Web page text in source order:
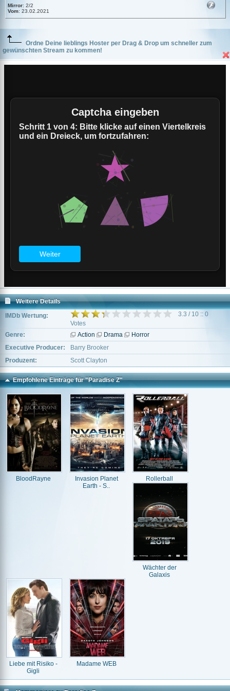
Mirror: 2/2
Vom: 23.02.2021
Ordne Deine lieblings Hoster per Drag & Drop um schneller zum
gewünschten Stream zu kommen!
Weitere Details
IMDb Wertung:
3.3 / 10 :: 0
Votes
Genre:
Action Drama
Horror
Executive Producer:
Barry Brooker
Produzent:
Scott Clayton
Empfohlene Einträge für "Paradise Z"
BloodRayne
Invasion Planet
Earth - S..
Rollerball
Wächter der
Galaxis
Liebe mit Risiko -
Gigli
Madame WEB